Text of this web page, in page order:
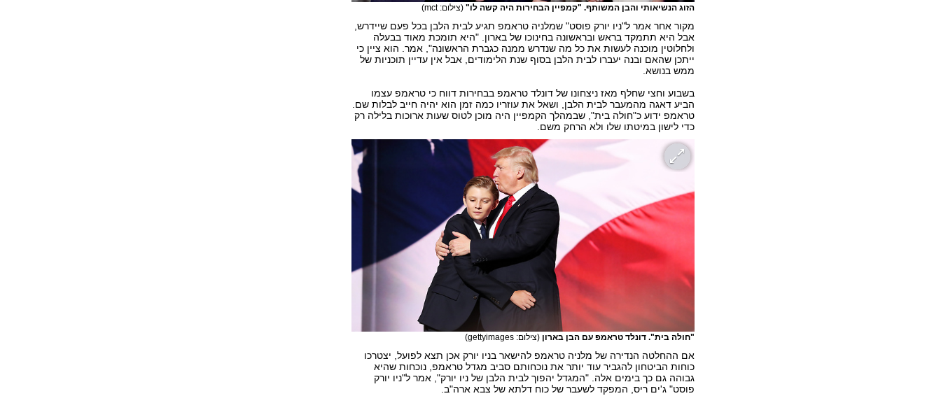
הזוג הנשיאותי והבן המשותף. "קמפיין הבחירות היה קשה לו" (צילום: mct)
מקור אחר אמר ל"ניו יורק פוסט" שמלניה טראמפ תגיע לבית הלבן בכל פעם שיידרש,
אבל היא תתמקד בראש ובראשונה בחינוכו של בארון. "היא תומכת מאוד בבעלה
ולחלוטין מוכנה לעשות את כל מה שנדרש ממנה כגברת הראשונה", אמר. הוא ציין כי
ייתכן שהאם ובנה יעברו לבית הלבן בסוף שנת הלימודים, אבל אין עדיין תוכניות של
ממש בנושא.
בשבוע וחצי שחלף מאז ניצחונו של דונלד טראמפ בבחירות דווח כי טראמפ עצמו
הביע דאגה מהמעבר לבית הלבן, ושאל את עוזריו כמה זמן הוא יהיה חייב לבלות שם.
טראמפ ידוע כ"חולה בית", שבמהלך הקמפיין היה מוכן לטוס שעות ארוכות בלילה רק
כדי לישון במיטתו שלו ולא הרחק משם.
"חולה בית". דונלד טראמפ עם הבן בארון (צילום: gettyimages)
אם ההחלטה הנדירה של מלניה טראמפ להישאר בניו יורק אכן תצא לפועל, יצטרכו
כוחות הביטחון להגביר עוד יותר את נוכחותם סביב מגדל טראמפ, נוכחות שהיא
גבוהה גם כך בימים אלה. "המגדל יהפוך לבית הלבן של ניו יורק", אמר ל"ניו יורק
פוסט" ג'ים ריס, המפקד לשעבר של כוח דלתא של צבא ארה"ב.